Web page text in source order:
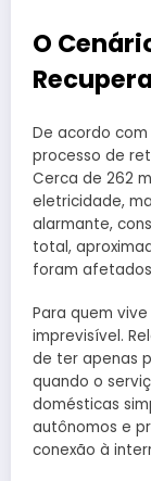
O
De acordo com
processo de
Cerca de 262
eletricidade,
alarmante,
total,
foram
Para quem
imprevisível.
de ter apenas
quando o
domésticas
autônomos e
conexão à